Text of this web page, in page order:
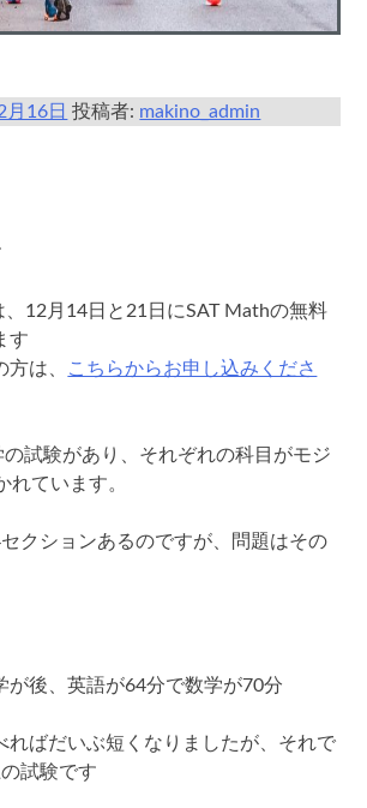
月16日 投稿者: makino_admin
、12月14日と21日にSAT Mathの無料
す
は、
こちらからお申し込みくださ
の試験があり、それぞれの科目がモジ
れています。
クションあるのですが、問題はその
が後、英語が64分で数学が70分
ればだいぶ短くなりましたが、それで
試験です